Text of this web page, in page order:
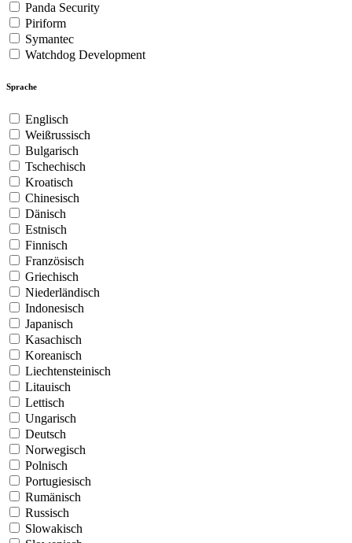
Panda Security
Piriform
Symantec
Watchdog Development
Sprache
Englisch
Weißrussisch
Bulgarisch
Tschechisch
Kroatisch
Chinesisch
Dänisch
Estnisch
Finnisch
Französisch
Griechisch
Niederländisch
Indonesisch
Japanisch
Kasachisch
Koreanisch
Liechtensteinisch
Litauisch
Lettisch
Ungarisch
Deutsch
Norwegisch
Polnisch
Portugiesisch
Rumänisch
Russisch
Slowakisch